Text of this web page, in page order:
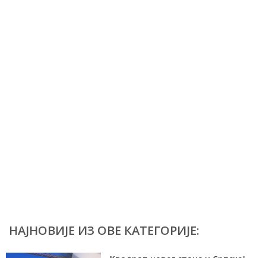
НАЈНОВИЈЕ ИЗ ОВЕ КАТЕГОРИЈЕ: